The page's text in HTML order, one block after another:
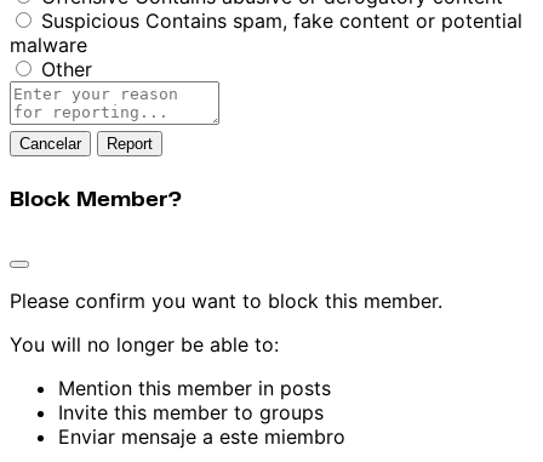
Suspicious Contains spam, fake content or potential
malware
Other
Report
note
Report
Block Member?
Please confirm you want to block this member.
You will no longer be able to:
Mention this member in posts
Invite this member to groups
Enviar mensaje a este miembro